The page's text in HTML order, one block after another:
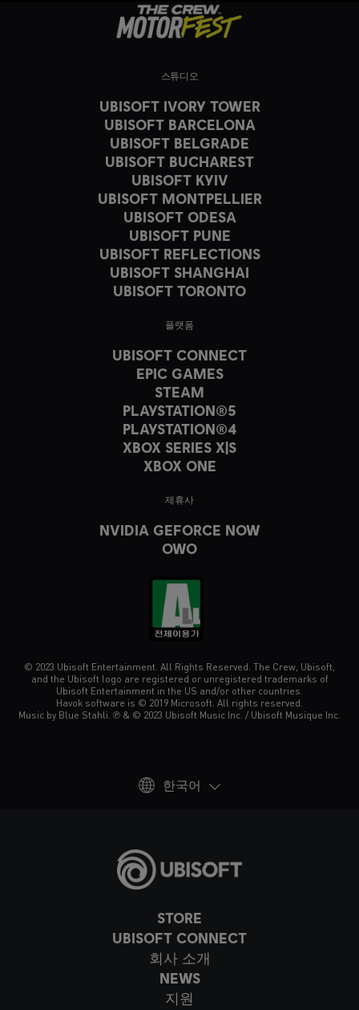
STORE
UBISOFT CONNECT
회사 소개
NEWS
지원
스튜디오
UBISOFT IVORY TOWER
UBISOFT BARCELONA
UBISOFT BELGRADE
UBISOFT BUCHAREST
UBISOFT KYIV
UBISOFT MONTPELLIER
UBISOFT ODESA
UBISOFT PUNE
UBISOFT REFLECTIONS
UBISOFT SHANGHAI
UBISOFT TORONTO
플랫폼
UBISOFT CONNECT
EPIC GAMES
STEAM
PLAYSTATION®5
PLAYSTATION®4
XBOX SERIES X|S
XBOX ONE
제휴사
NVIDIA GEFORCE NOW
OWO
© 2023 Ubisoft Entertainment. All Rights Reserved. The Crew, Ubisoft,
and the Ubisoft logo are registered or unregistered trademarks of
Ubisoft Entertainment in the US and/or other countries.
Havok software is © 2019 Microsoft. All rights reserved.
Music by Blue Stahli. ℗ & © 2023 Ubisoft Music Inc. / Ubisoft Musique Inc.
한국어